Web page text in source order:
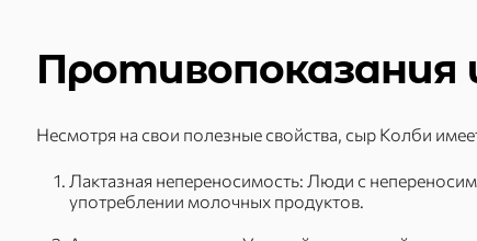
Противопоказания
Несмотря на свои полезные свойства, сыр Колби
Лактазная непереносимость: Люди с
употреблении молочных продуктов.